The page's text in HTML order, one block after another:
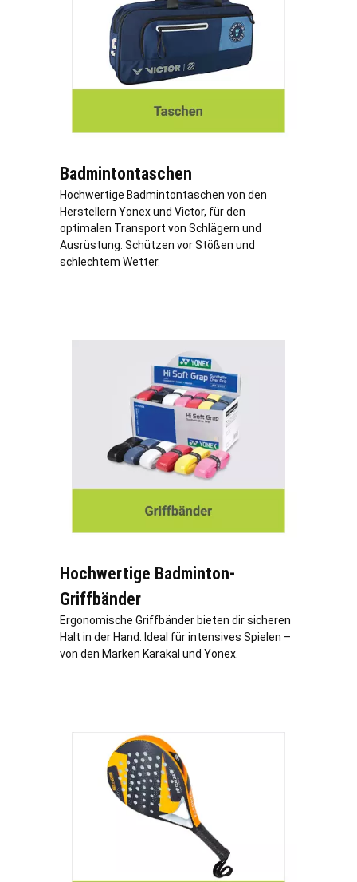
Badmintontaschen
Hochwertige Badmintontaschen von den
Herstellern Yonex und Victor, für den
optimalen Transport von Schlägern und
Ausrüstung. Schützen vor Stößen und
schlechtem Wetter.
Hochwertige Badminton-
Griffbänder
Ergonomische Griffbänder bieten dir sicheren
Halt in der Hand. Ideal für intensives Spielen –
von den Marken Karakal und Yonex.